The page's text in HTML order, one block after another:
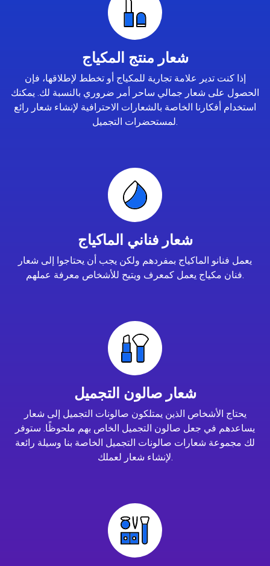
شعار منتج المكياج
إذا كنت تدير علامة تجارية للمكياج أو تخطط لإطلاقها، فإن
الحصول على شعار جمالي ساحر أمر ضروري بالنسبة لك. يمكنك
استخدام أفكارنا الخاصة بالشعارات الاحترافية لإنشاء شعار رائع
لمستحضرات التجميل.
شعار فناني الماكياج
يعمل فنانو الماكياج بمفردهم ولكن يجب أن يحتاجوا إلى شعار
فنان مكياج يعمل كمعرف ويتيح للأشخاص معرفة عملهم.
شعار صالون التجميل
يحتاج الأشخاص الذين يمتلكون صالونات التجميل إلى شعار
يساعدهم في جعل صالون التجميل الخاص بهم ملحوظًا. ستوفر
لك مجموعة شعارات صالونات التجميل الخاصة بنا وسيلة رائعة
لإنشاء شعار لعملك.